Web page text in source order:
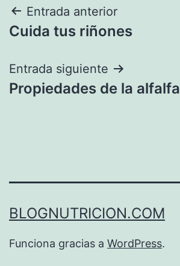
Navegación
de
entradas
Entrada anterior
Cuida tus riñones
Entrada siguiente
Propiedades de la alfalfa
BLOGNUTRICION.COM
Funciona gracias a WordPress.